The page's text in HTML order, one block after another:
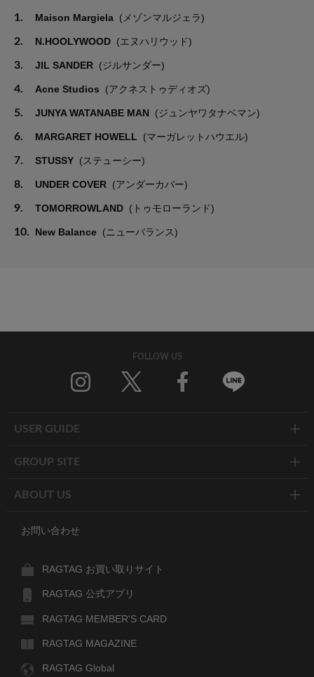
1. Maison Margiela (メゾンマルジェラ)
2. N.HOOLYWOOD (エヌハリウッド)
3. JIL SANDER (ジルサンダー)
4. Acne Studios (アクネストゥディオズ)
5. JUNYA WATANABE MAN (ジュンヤワタナベマン)
6. MARGARET HOWELL (マーガレットハウエル)
7. STUSSY (ステューシー)
8. UNDER COVER (アンダーカバー)
9. TOMORROWLAND (トゥモローランド)
10. New Balance (ニューバランス)
FOLLOW US
USER GUIDE
GROUP SITE
ABOUT US
お問い合わせ
RAGTAG お買い取りサイト
RAGTAG 公式アプリ
RAGTAG MEMBER'S CARD
RAGTAG MAGAZINE
RAGTAG Global